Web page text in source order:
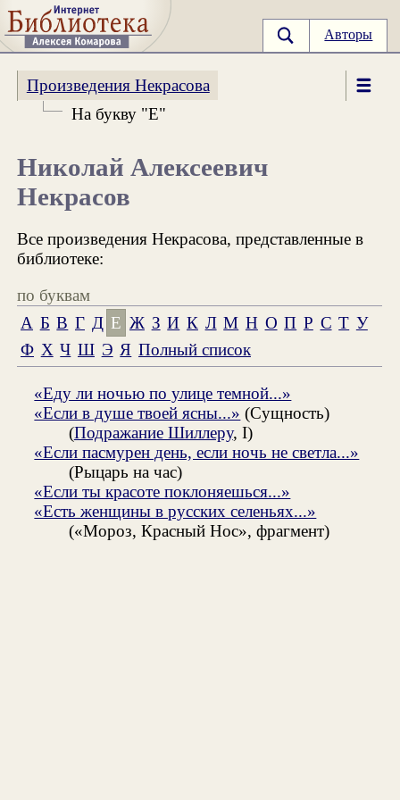
Авторы
Произведения Некрасова
На букву "Е"
Николай Алексеевич
Некрасов
Все произведения Некрасова, представленные в
библиотеке:
по буквам
А Б В Г Д Е Ж З И К Л М Н О П Р С Т У
Ф Х Ч Ш Э Я Полный список
«Еду ли ночью по улице темной...»
«Если в душе твоей ясны...» (Сущность)
(Подражание Шиллеру, I)
«Если пасмурен день, если ночь не светла...»
(Рыцарь на час)
«Если ты красоте поклоняешься...»
«Есть женщины в русских селеньях...»
(«Мороз, Красный Нос», фрагмент)